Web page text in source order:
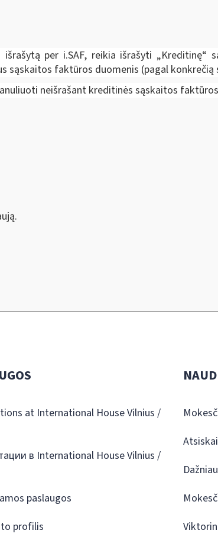
per i.SAF, reikia išrašyti „Kreditinę“
faktūros duomenis (pagal
neišrašant kreditinės sąskaitos
at International House Vilnius /
в International House Vilnius /
paslaugos
profilis